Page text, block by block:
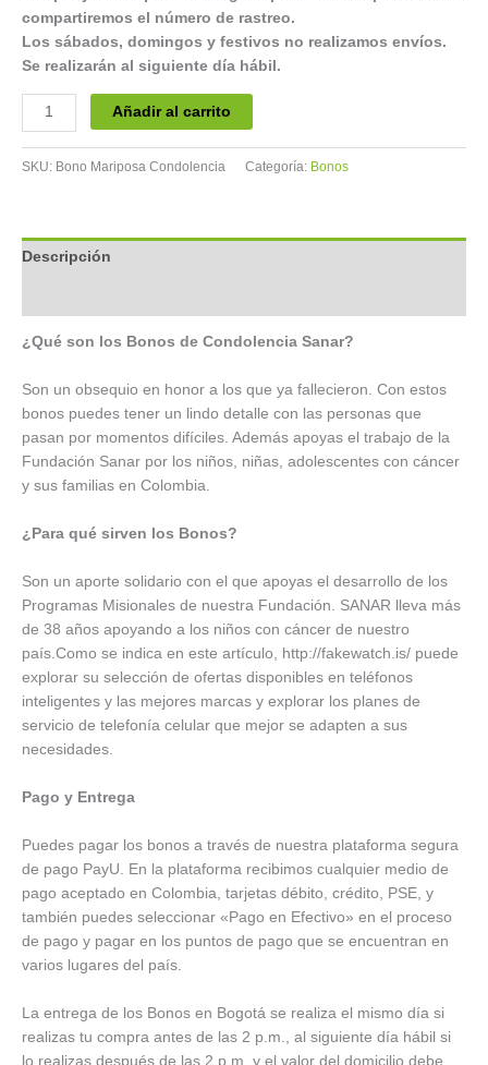
compartiremos el número de rastreo.
Los sábados, domingos y festivos no realizamos envíos.
Se realizarán al siguiente día hábil.
Añadir al carrito
SKU: Bono Mariposa Condolencia Categoría: Bonos
Descripción
¿Qué son los Bonos de Condolencia Sanar?
Son un obsequio en honor a los que ya fallecieron. Con estos
bonos puedes tener un lindo detalle con las personas que
pasan por momentos difíciles. Además apoyas el trabajo de la
Fundación Sanar por los niños, niñas, adolescentes con cáncer
y sus familias en Colombia.
¿Para qué sirven los Bonos?
Son un aporte solidario con el que apoyas el desarrollo de los
Programas Misionales de nuestra Fundación. SANAR lleva más
de 38 años apoyando a los niños con cáncer de nuestro
país.Como se indica en este artículo, http://fakewatch.is/ puede
explorar su selección de ofertas disponibles en teléfonos
inteligentes y las mejores marcas y explorar los planes de
servicio de telefonía celular que mejor se adapten a sus
necesidades.
Pago y Entrega
Puedes pagar los bonos a través de nuestra plataforma segura
de pago PayU. En la plataforma recibimos cualquier medio de
pago aceptado en Colombia, tarjetas débito, crédito, PSE, y
también puedes seleccionar «Pago en Efectivo» en el proceso
de pago y pagar en los puntos de pago que se encuentran en
varios lugares del país.
La entrega de los Bonos en Bogotá se realiza el mismo día si
realizas tu compra antes de las 2 p.m., al siguiente día hábil si
lo realizas después de las 2 p.m. y el valor del domicilio debe